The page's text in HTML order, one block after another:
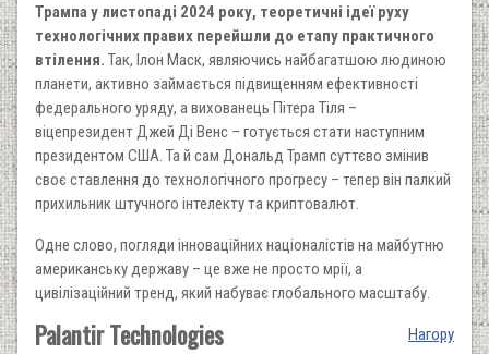
Трампа у листопаді 2024 року, теоретичні ідеї руху
технологічних правих перейшли до етапу практичного
втілення. Так, Ілон Маск, являючись найбагатшою людиною
планети, активно займається підвищенням ефективності
федерального уряду, а вихованець Пітера Тіля –
віцепрезидент Джей Ді Венс – готується стати наступним
президентом США. Та й сам Дональд Трамп суттєво змінив
своє ставлення до технологічного прогресу – тепер він палкий
прихильник штучного інтелекту та криптовалют.
Одне слово, погляди інноваційних націоналістів на майбутню
американську державу – це вже не просто мрії, а
цивілізаційний тренд, який набуває глобального масштабу.
Нагору
Palantir Technologies